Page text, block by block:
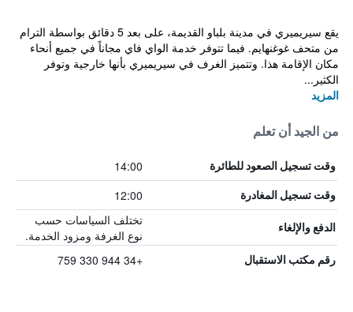
يقع سيريميري في مدينة بلباو القديمة، على بعد 5 دقائق بواسطة الترام
من متحف غوغنهايم. فيما تتوفر خدمة الواي فاي مجاناً في جميع أنحاء
مكان الإقامة هذا. وتتميز الغرف في سيريميري بأنها خارجية وتوفر
الكثير...
المزيد
من الجيد أن تعلم
وقت تسجيل الصعود للطائرة 14:00
وقت تسجيل المغادرة 12:00
الدفع والإلغاء
تختلف السياسات حسب
نوع الغرفة ومزود الخدمة.
رقم مكتب الاستقبال +34 944 330 759